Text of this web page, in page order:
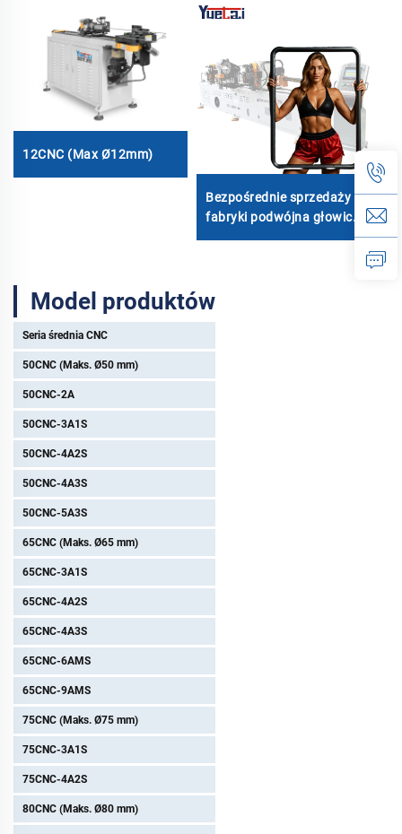
12CNC (Max Ø12mm)
Bezpośrednie sprzedaży z
fabryki podwójna głowica
automatycznego
maszyna do gięcia rur i
Model produktów
Seria średnia CNC
50CNC (Maks. Ø50 mm)
50CNC-2A
50CNC-3A1S
50CNC-4A2S
50CNC-4A3S
50CNC-5A3S
65CNC (Maks. Ø65 mm)
65CNC-3A1S
65CNC-4A2S
65CNC-4A3S
65CNC-6AMS
65CNC-9AMS
75CNC (Maks. Ø75 mm)
75CNC-3A1S
75CNC-4A2S
80CNC (Maks. Ø80 mm)